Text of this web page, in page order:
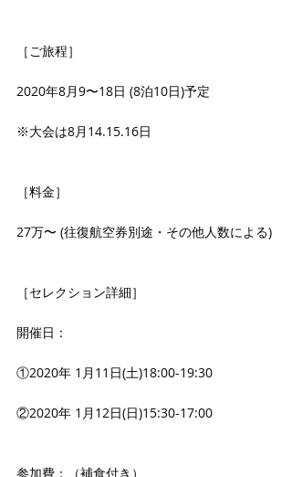
［ご旅程］
2020年8月9〜18日 (8泊10日)予定
※大会は8月14.15.16日
［料金］
27万〜 (往復航空券別途・その他人数による)
［セレクション詳細］
開催日：
①2020年 1月11日(土)18:00-19:30
②2020年 1月12日(日)15:30-17:00
参加費：（補食付き）